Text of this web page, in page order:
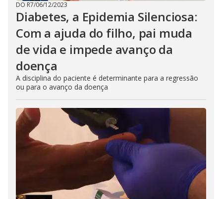
DO R7/06/12/2023
Diabetes, a Epidemia Silenciosa:
Com a ajuda do filho, pai muda
de vida e impede avanço da
doença
A disciplina do paciente é determinante para a regressão
ou para o avanço da doença